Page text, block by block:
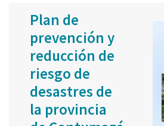
Plan de
prevención y
reducción de
riesgo de
desastres de
la provincia